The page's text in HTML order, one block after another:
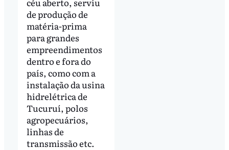
de produção de
matéria-prima
para grandes
empreendimentos
dentro e fora do
país, como com a
instalação da usina
hidrelétrica de
Tucuruí, polos
agropecuários,
linhas de
transmissão etc.